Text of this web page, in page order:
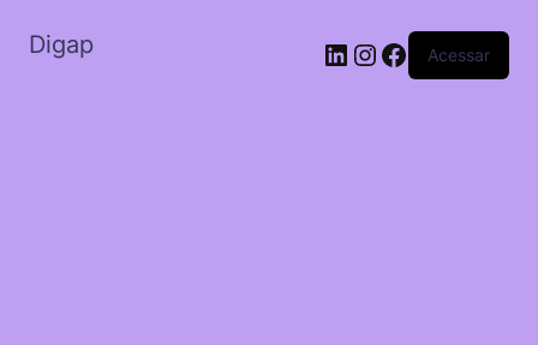
Digap Acessar